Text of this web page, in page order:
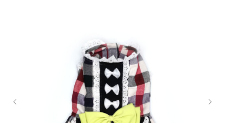
Content Oriented Web
Make great presentations, longreads, and landing pages, as well as photo
stories, blogs, lookbooks, and all other kinds of content oriented projects.